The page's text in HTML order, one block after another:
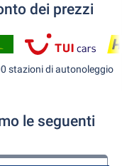
dei prezzi
stazioni di autonoleggio
le seguenti